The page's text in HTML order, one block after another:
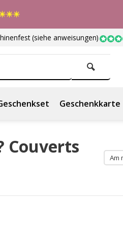
☀☀☀
(siehe anweisungen)
Geschenkkarte
Couverts